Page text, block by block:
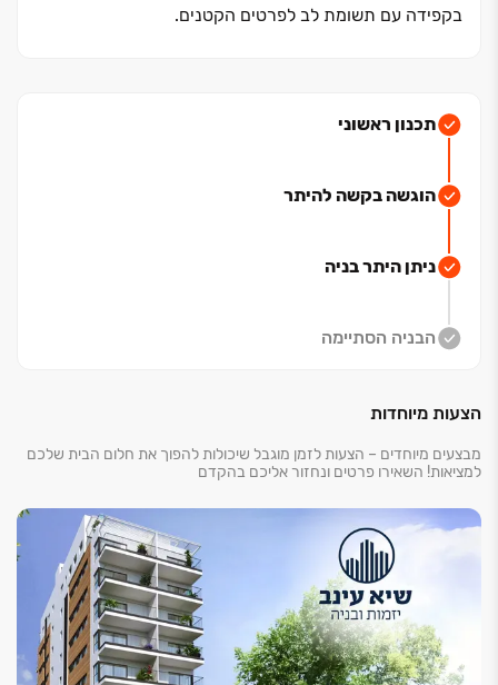
בקפידה עם תשומת לב לפרטים הקטנים.
חמה ותומכת.
פיתוח מרשימה, עם פרויקטים חדשים, חידוש תשתיות
זהו הזמן המושלם להיות חלק מהשינוי ולהשקיע בנכס שצפוי
לעלות בערכו בעתיד.
הזו!
תכנון ראשוני
הוגשה בקשה להיתר
ניתן היתר בניה
הבניה הסתיימה
הצעות מיוחדות
מבצעים מיוחדים – הצעות לזמן מוגבל שיכולות להפוך את חלום הבית שלכם
למציאות! השאירו פרטים ונחזור אליכם בהקדם